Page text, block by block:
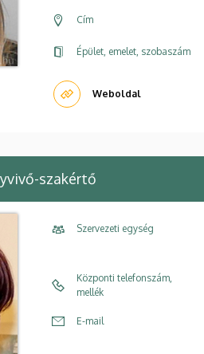
Cím
Épület, emelet, szobaszám
Weboldal
szakértő
Szervezeti egység
Központi telefonszám,
mellék
E-mail